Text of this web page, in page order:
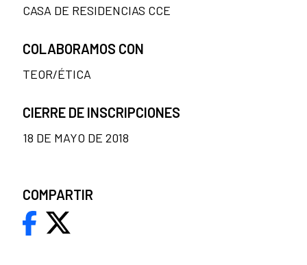
CASA DE RESIDENCIAS CCE
COLABORAMOS CON
TEOR/ÉTICA
CIERRE DE INSCRIPCIONES
18 DE MAYO DE 2018
COMPARTIR